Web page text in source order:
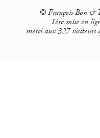
© François Bon &
1ère mise en
merci aux 327 visiteurs